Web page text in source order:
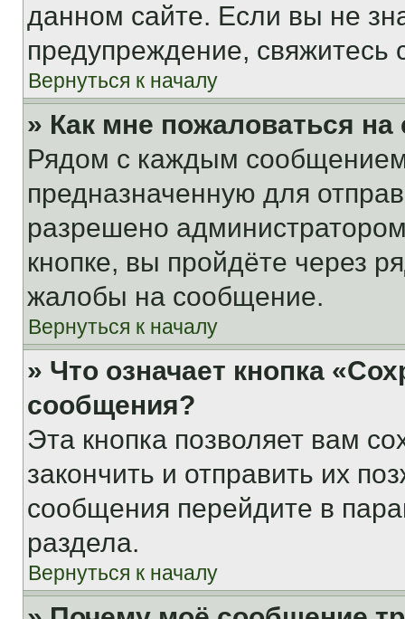
данном сайте. Если вы не
предупреждение,
Вернуться к началу
» Как мне пожаловаться
Рядом с каждым сообщением
предназначенную для
разрешено
кнопке, вы пройдёте через
жалобы на сообщение.
Вернуться к началу
» Что означает кнопка
сообщения?
Эта кнопка позволяет вам
закончить и отправить их
сообщения перейдите в
раздела.
Вернуться к началу